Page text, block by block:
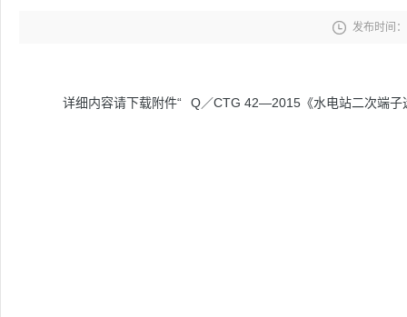
 发布时间
详细内容请下载附件“ Q／CTG 42—2015《水电站二次端子